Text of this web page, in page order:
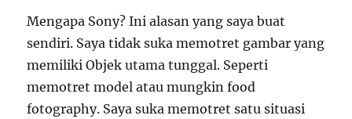
Mengapa Sony? Ini alasan yang saya buat
sendiri. Saya tidak suka memotret gambar yang
memiliki Objek utama tunggal. Seperti
memotret model atau mungkin food
fotography. Saya suka memotret satu situasi